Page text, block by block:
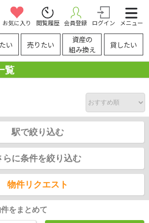
お気に入り 閲覧履歴 会員登録 ログイン メニュー
い 売りたい
資産の
組み換え
貸したい
覧
駅で絞り込む
らに条件を絞り込む
物件リクエスト
をまとめて